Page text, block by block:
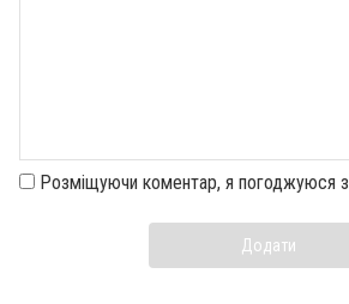
Розміщуючи коментар, я погоджуюся з
Додати